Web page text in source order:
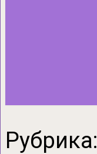
Рубрика: